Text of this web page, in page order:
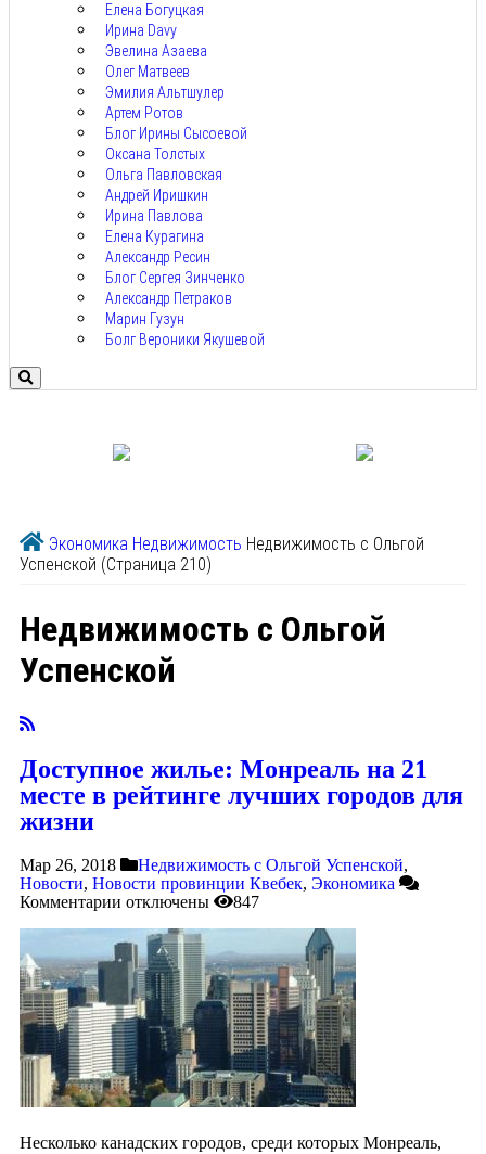
Елена Богуцкая
Ирина Davy
Эвелина Азаева
Олег Матвеев
Эмилия Альтшулер
Артем Ротов
Блог Ирины Сысоевой
Оксана Толстых
Ольга Павловская
Андрей Иришкин
Ирина Павлова
Елена Курагина
Александр Ресин
Блог Сергея Зинченко
Александр Петраков
Марин Гузун
Болг Вероники Якушевой
Экономика Недвижимость Недвижимость с Ольгой
Успенской (Страница 210)
Недвижимость с Ольгой
Успенской
Доступное жилье: Монреаль на 21
месте в рейтинге лучших городов для
жизни
Мар 26, 2018 Недвижимость с Ольгой Успенской,
Новости, Новости провинции Квебек, Экономика
Комментарии отключены 847
Несколько канадских городов, среди которых Монреаль,